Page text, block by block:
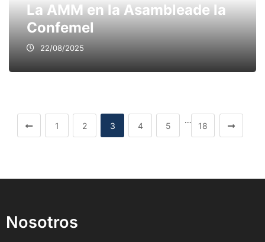
La AMM en la Asambleade la
Confemel
22/08/2025
1 2 3 4 5
…
18
Nosotros